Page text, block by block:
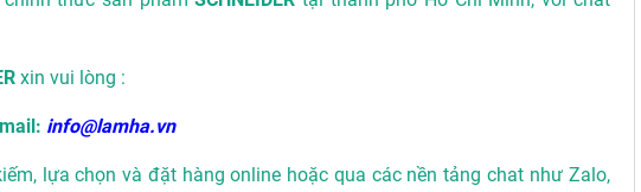
xin vui lòng :
info@lamha.vn
lựa chọn và đặt hàng online hoặc qua các nền tảng chat như Zalo,